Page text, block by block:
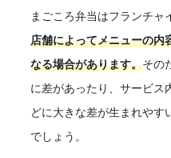
まごころ弁当はフランチャ
店舗によってメニューの内
なる場合があります。その
に差があったり、サービス
どに大きな差が生まれやす
でしょう。